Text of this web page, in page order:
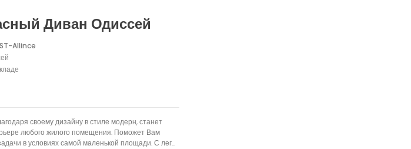
Диван Одиссей
Allince
своему дизайну в стиле модерн, станет
любого жилого помещения. Поможет Вам
в условиях самой маленькой площади. С лег...